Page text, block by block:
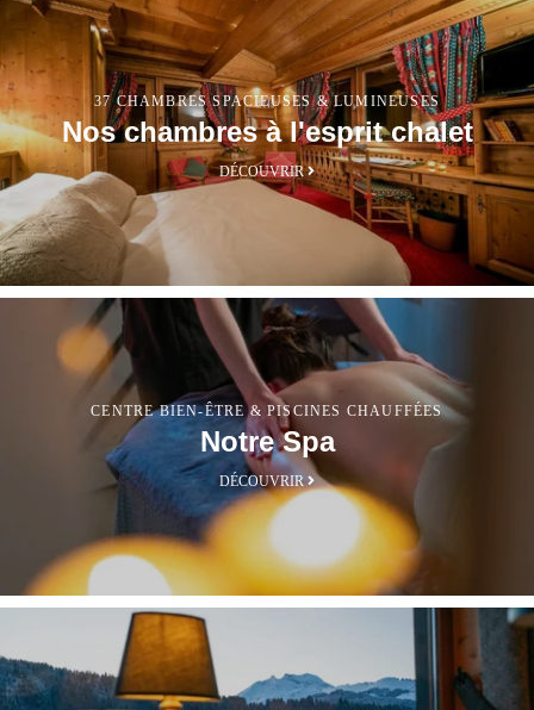
37 CHAMBRES SPACIEUSES & LUMINEUSES
Nos chambres à l'esprit chalet
DÉCOUVRIR
CENTRE BIEN-ÊTRE & PISCINES CHAUFFÉES
Notre Spa
DÉCOUVRIR